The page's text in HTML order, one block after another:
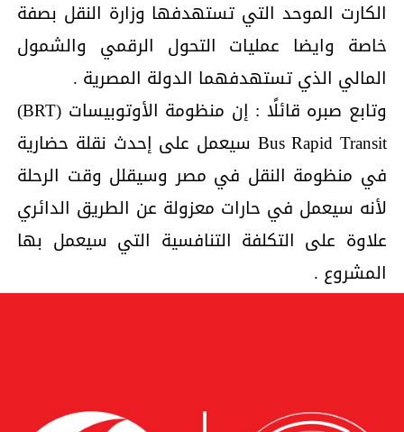
الكارت الموحد التي تستهدفها وزارة النقل بصفة
خاصة وايضا عمليات التحول الرقمي والشمول
المالي الذي تستهدفهما الدولة المصرية .
وتابع صبره قائلًا : إن منظومة الأوتوبيسات (BRT)
Bus Rapid Transit سيعمل على إحدث نقلة حضارية
في منظومة النقل في مصر وسيقلل وقت الرحلة
لأنه سيعمل في حارات معزولة عن الطريق الدائري
علاوة على التكلفة التنافسية التي سيعمل بها
المشروع .